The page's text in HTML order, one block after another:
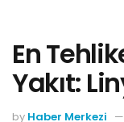
En
Yakıt:
by Haber Merkezi